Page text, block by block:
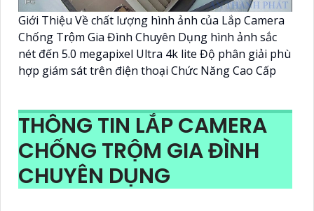
Giới Thiệu Về chất lượng hình ảnh của Lắp Camera
Chống Trộm Gia Đình Chuyên Dụng hình ảnh sắc
nét đến 5.0 megapixel Ultra 4k lite Độ phân giải phù
hợp giám sát trên điện thoại Chức Năng Cao Cấp
THÔNG TIN LẮP CAMERA
CHỐNG TRỘM GIA ĐÌNH
CHUYÊN DỤNG